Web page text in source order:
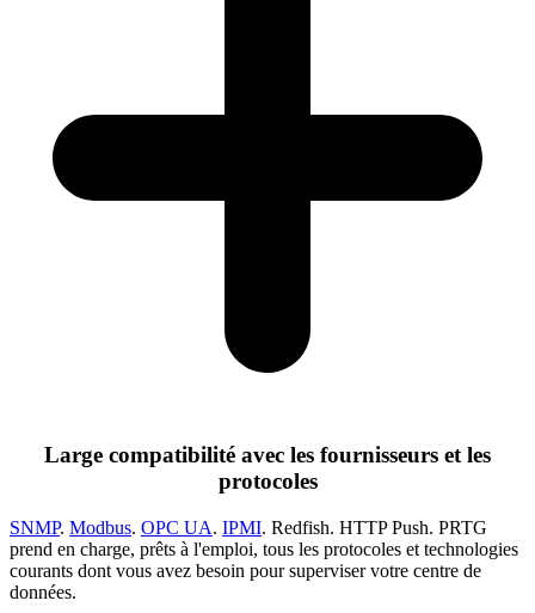
Large compatibilité avec les fournisseurs et les
protocoles
SNMP. Modbus. OPC UA. IPMI. Redfish. HTTP Push. PRTG
prend en charge, prêts à l'emploi, tous les protocoles et technologies
courants dont vous avez besoin pour superviser votre centre de
données.